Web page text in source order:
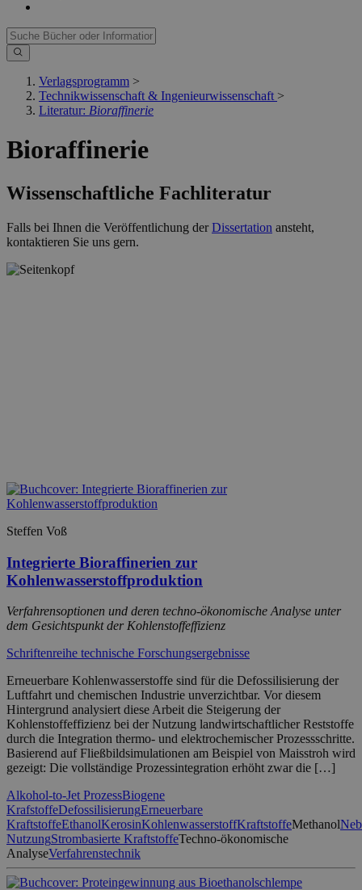
Verlagsprogramm >
Technikwissenschaft & Ingenieurwissenschaft >
Literatur: Bioraffinerie
Bioraffinerie
Wissenschaftliche Fachliteratur
Falls bei Ihnen die Veröffentlichung derDissertation ansteht,
kontaktieren Sie uns gern.
Steffen Voß
Integrierte Bioraffinerien zur
Kohlenwasserstoffproduktion
Verfahrensoptionen und deren techno-ökonomische Analyse unter
dem Gesichtspunkt der Kohlenstoffeffizienz
Schriftenreihe technische Forschungsergebnisse
Erneuerbare Kohlenwasserstoffe sind für die Defossilisierung der
Luftfahrt und chemischen Industrie unverzichtbar. Vor diesem
Hintergrund analysiert diese Arbeit die Steigerung der
Kohlenstoffeffizienz bei der Nutzung landwirtschaftlicher Reststoffe
durch die Integration thermo- und elektrochemischer Prozessschritte.
Basierend auf Fließbildsimulationen am Beispiel von Maisstroh wird
gezeigt: Die vollständige Prozessintegration erhöht zwar die […]
Alkohol-to-Jet ProzessBiogene
KrafstoffeDefossilisierungErneuerbare
KraftstoffeEthanolKerosinKohlenwasserstoffKraftstoffeMethanol
NutzungStrombasierte KraftstoffeTechno-ökonomische
AnalyseVerfahrenstechnik